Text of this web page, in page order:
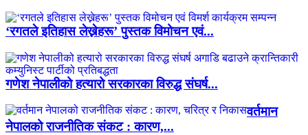
‘रगतले इतिहास लेख्नेहरू’ पुस्तक विमोचन एवं...
गणेश नेपालीको हत्यारो सरकारका विरुद्ध संघर्ष...
वर्तमान
नेपालको राजनीतिक संकट : कारण,...